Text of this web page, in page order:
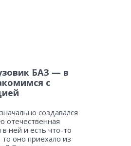
БАЗ — в
с
создавался
отечественная
ней и есть что-то
то оно приехало из